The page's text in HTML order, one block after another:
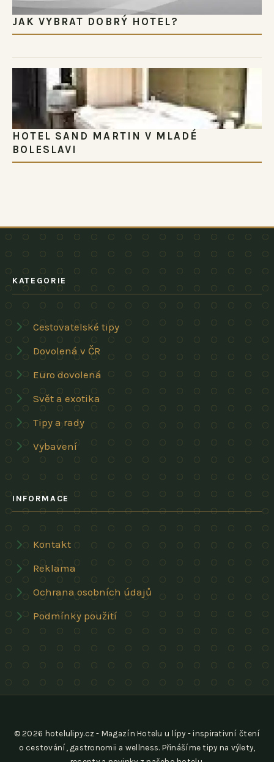
JAK VYBRAT DOBRÝ HOTEL?
HOTEL SAND MARTIN V MLADÉ
BOLESLAVI
KATEGORIE
Cestovatelské tipy
Dovolená v ČR
Euro dovolená
Svět a exotika
Tipy a rady
Vybavení
INFORMACE
Kontakt
Reklama
Ochrana osobních údajů
Podmínky použití
© 2026 hotelulipy.cz - Magazín Hotelu u lípy - inspirativní čtení
o cestování, gastronomii a wellness. Přinášíme tipy na výlety,